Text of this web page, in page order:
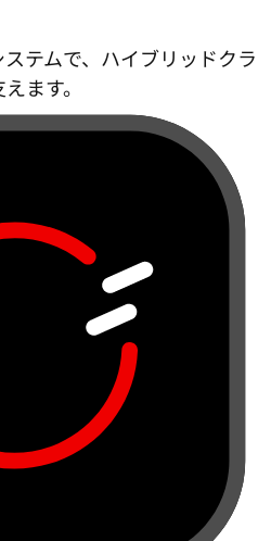
テムで、ハイブリッドクラ
ます。